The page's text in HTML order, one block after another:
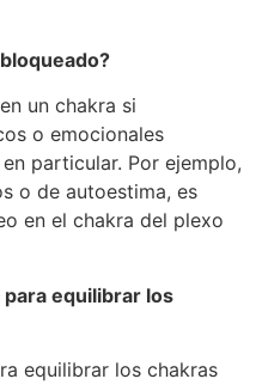
un chakra si
o emocionales
particular. Por ejemplo,
o de autoestima, es
en el chakra del plexo
equilibrar los
equilibrar los chakras